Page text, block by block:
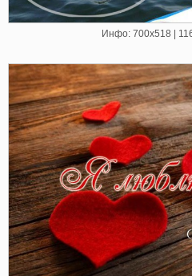
Инфо: 700х518 |